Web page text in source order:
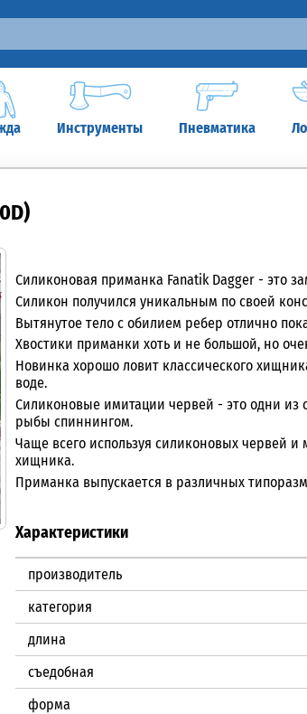
Инструменты Пневматика
Силиконовая приманка Fanatik Dagger - это
Силикон получился уникальным по своей
Вытянутое тело с обилием ребер отлично
Хвостики приманки хоть и не большой, но
Новинка хорошо ловит классического
воде.
Силиконовые имитации червей - это одни
рыбы спиннингом.
Чаще всего используя силиконовых червей и
хищника.
Приманка выпускается в различных
Характеристики
производитель
категория
длина
съедобная
форма